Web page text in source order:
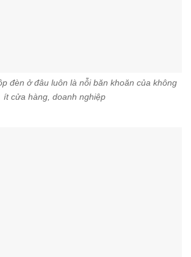
đèn ở đâu luôn là nỗi băn khoăn của không
ít cửa hàng, doanh nghiệp